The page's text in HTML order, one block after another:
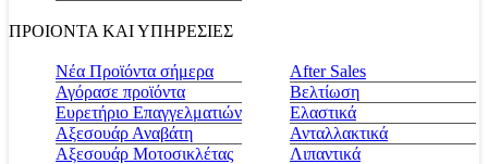
ΠΡΟΙΟΝΤΑ ΚΑΙ ΥΠΗΡΕΣΙΕΣ
Νέα Προϊόντα σήμερα
Αγόρασε προϊόντα
Ευρετήριο Επαγγελματιών
Αξεσουάρ Αναβάτη
Αξεσουάρ Μοτοσικλέτας
Αfter Sales
Βελτίωση
Ελαστικά
Ανταλλακτικά
Λιπαντικά